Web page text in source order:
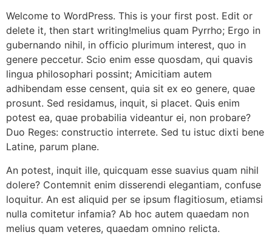
Welcome to WordPress. This is your first post. Edit or
delete it, then start writing!melius quam Pyrrho; Ergo in
gubernando nihil, in officio plurimum interest, quo in
genere peccetur. Scio enim esse quosdam, qui quavis
lingua philosophari possint; Amicitiam autem
adhibendam esse censent, quia sit ex eo genere, quae
prosunt. Sed residamus, inquit, si placet. Quis enim
potest ea, quae probabilia videantur ei, non probare?
Duo Reges: constructio interrete. Sed tu istuc dixti bene
Latine, parum plane.
An potest, inquit ille, quicquam esse suavius quam nihil
dolere? Contemnit enim disserendi elegantiam, confuse
loquitur. An est aliquid per se ipsum flagitiosum, etiamsi
nulla comitetur infamia? Ab hoc autem quaedam non
melius quam veteres, quaedam omnino relicta.